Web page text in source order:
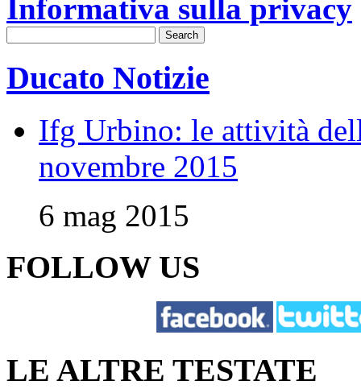
Informativa sulla privacy
Ducato Notizie
Ifg Urbino: le attività
novembre 2015
6 mag 2015
FOLLOW US
LE ALTRE TESTATE